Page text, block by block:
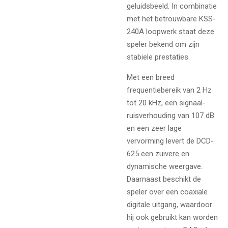
geluidsbeeld. In combinatie
met het betrouwbare KSS-
240A loopwerk staat deze
speler bekend om zijn
stabiele prestaties.
Met een breed
frequentiebereik van 2 Hz
tot 20 kHz, een signaal-
ruisverhouding van 107 dB
en een zeer lage
vervorming levert de DCD-
625 een zuivere en
dynamische weergave.
Daarnaast beschikt de
speler over een coaxiale
digitale uitgang, waardoor
hij ook gebruikt kan worden